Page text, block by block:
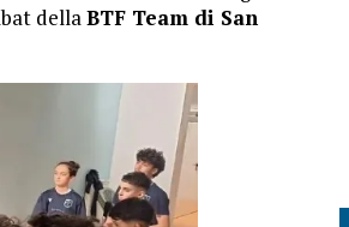
dellaBTF Team di San